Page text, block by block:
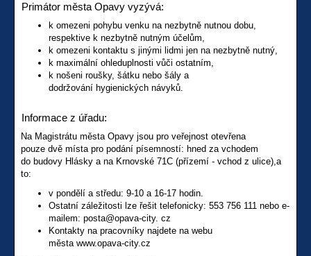
Primátor města Opavy vyzývá:
k omezeni pohybu venku na nezbytně nutnou dobu,
respektive k nezbytně nutným účelům,
k omezeni kontaktu s jinými lidmi jen na nezbytně nutný,
k maximální ohleduplnosti vůči ostatním,
k nošeni roušky, šátku nebo šály a
dodržování hygienických návyků.
Informace z úřadu:
Na Magistrátu města Opavy jsou pro veřejnost otevřena
pouze dvě místa pro podání písemností: hned za vchodem
do budovy Hlásky a na Krnovské 71C (přízemí - vchod z ulice),a
to:
v pondělí a středu: 9-10 a 16-17 hodin.
Ostatní záležitosti lze řešit telefonicky: 553 756 111 nebo e-
mailem: posta@opava-city. cz
Kontakty na pracovníky najdete na webu
města www.opava-city.cz